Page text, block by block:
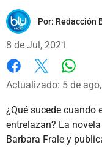
Por: Redacción
8 de Jul, 2021
Facebook
X
Actualizado: 5 de
¿Qué sucede cuando
entrelazan? La
Barbara Frale y